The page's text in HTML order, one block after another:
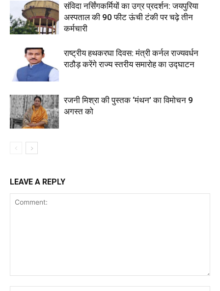
संविदा नर्सिंगकर्मियों का उग्र प्रदर्शन: जयपुरिया
अस्पताल की 90 फीट ऊंची टंकी पर चढ़े तीन
कर्मचारी
राष्ट्रीय हथकरघा दिवस: मंत्री कर्नल राज्यवर्धन
राठौड़ करेंगे राज्य स्तरीय समारोह का उद्घाटन
रजनी मिश्रा की पुस्तक ‘मंथन’ का विमोचन 9
अगस्त को
LEAVE A REPLY